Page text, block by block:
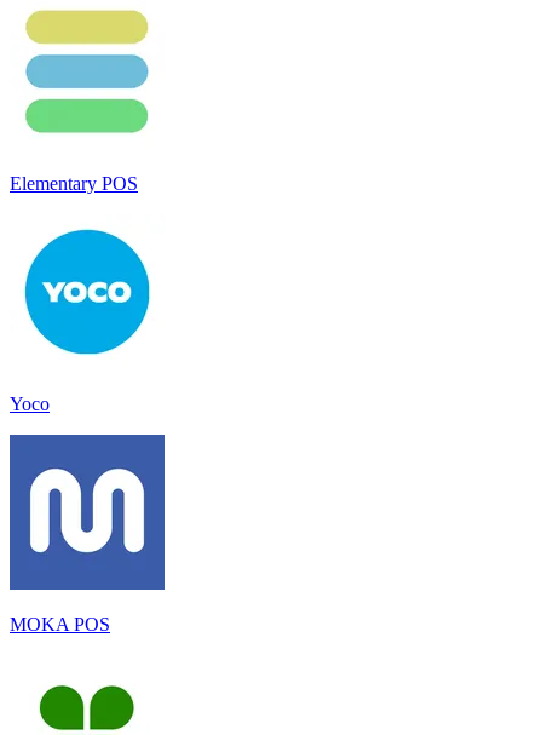
Elementary POS
Yoco
MOKA POS